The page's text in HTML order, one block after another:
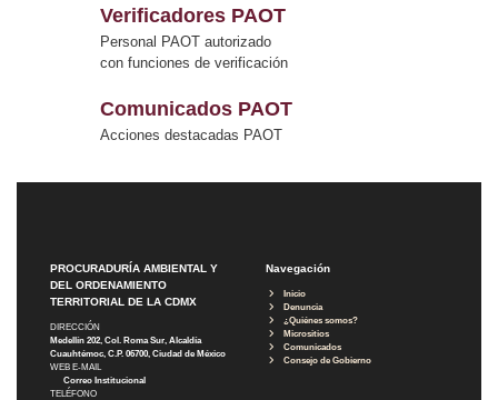
Verificadores PAOT
Personal PAOT autorizado
con funciones de verificación
Comunicados PAOT
Acciones destacadas PAOT
PROCURADURÍA AMBIENTAL Y
DEL ORDENAMIENTO
TERRITORIAL DE LA CDMX
DIRECCIÓN
Medellín 202, Col. Roma Sur, Alcaldía
Cuauhtémoc, C.P. 06700, Ciudad de México
WEB E-MAIL
Correo Institucional
TELÉFONO
Navegación
Inicio
Denuncia
¿Quiénes somos?
Micrositios
Comunicados
Consejo de Gobierno